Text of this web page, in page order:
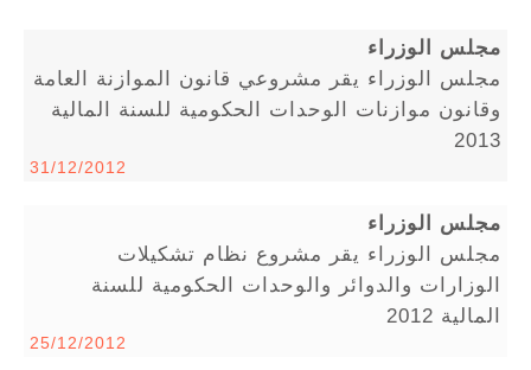
مجلس الوزراء
مجلس الوزراء يقر مشروعي قانون الموازنة العامة
وقانون موازنات الوحدات الحكومية للسنة المالية
2013
31/12/2012
مجلس الوزراء
مجلس الوزراء يقر مشروع نظام تشكيلات
الوزارات والدوائر والوحدات الحكومية للسنة
المالية 2012
25/12/2012